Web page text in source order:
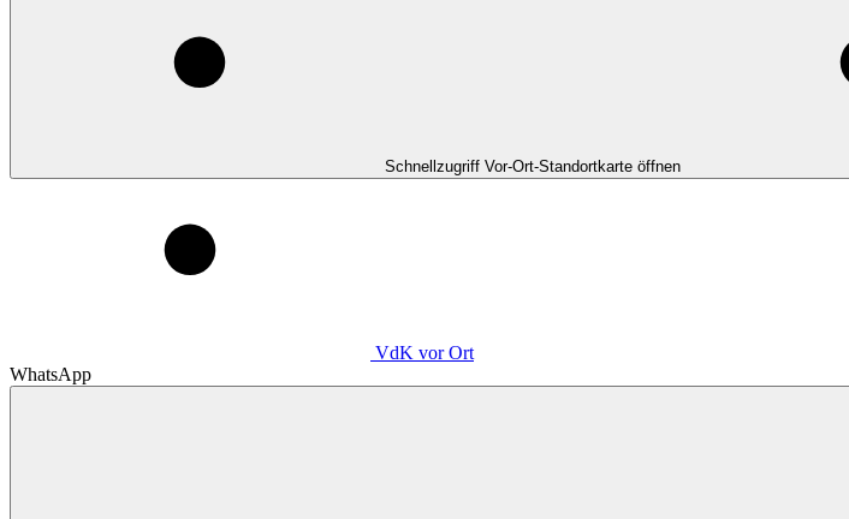
Schnellzugriff Vor-Ort-Standortkarte öffnen
VdK vor Ort
WhatsApp